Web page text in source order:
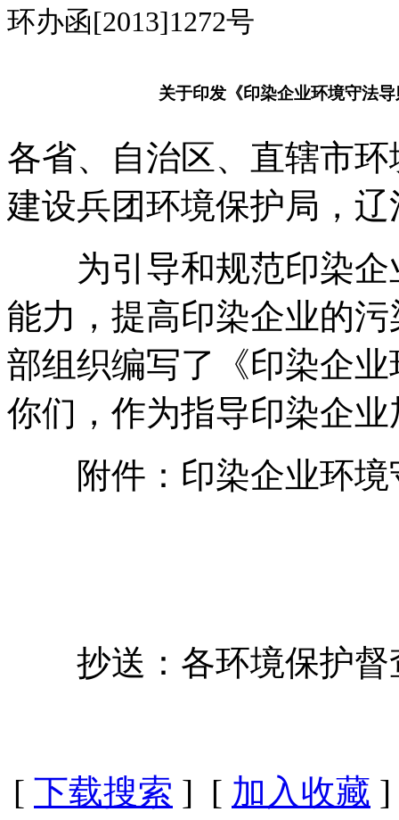
环办函[2013]1272号
关于印发《印染企业环境守法
各省、自治区、直辖市
建设兵团环境保护局，
为引导和规范印染企
能力，提高印染企业的
部组织编写了《印染企
你们，作为指导印染企
附件：印染企业环境
抄送：各环境保护督
[ 下载搜索 ] [ 加入收藏